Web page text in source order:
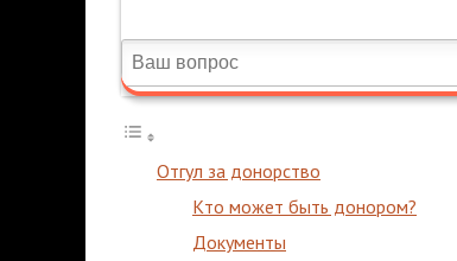
Отгул за донорство
Кто может быть донором?
Документы